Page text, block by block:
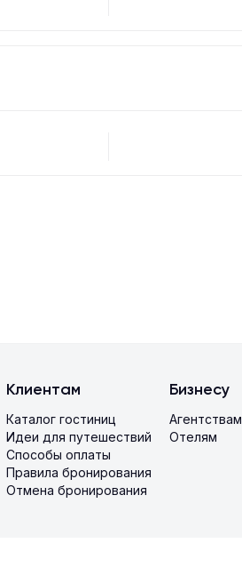
Клиентам
Каталог гостиниц
Идеи для путешествий
Способы оплаты
Правила бронирования
Отмена бронирования
Бизнесу
Агентствам
Отелям